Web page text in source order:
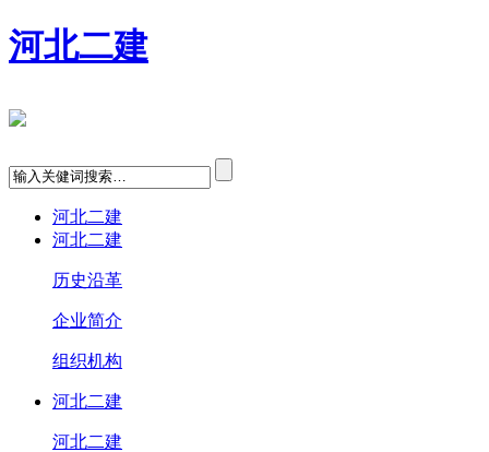
河北二建
河北二建
河北二建
历史沿革
企业简介
组织机构
河北二建
河北二建